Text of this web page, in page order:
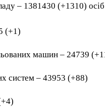
‒ 1381430 (+1310) осіб
(+1)
машин ‒ 24739
систем ‒ 43953 (+88)